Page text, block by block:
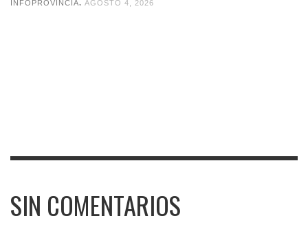
INFOPROVINCIA AGOSTO 4, 2026
SIN COMENTARIOS